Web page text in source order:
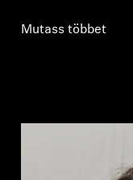
Mutass többet